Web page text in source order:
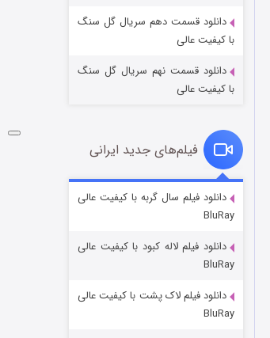
قسمت ۲ (زیرنویس) منتشر شد
شکست استوارت در نجات جهان
قسمت
دانلود قسمت دهم سریال گل سنگ
با کیفیت عالی
دانلود قسمت نهم سریال گل سنگ
با کیفیت عالی
فیلم‌های جدید ایرانی
دانلود فیلم سال گربه با کیفیت عالی
BluRay
دانلود فیلم لاله کبود با کیفیت عالی
BluRay
دانلود فیلم لاک پشت با کیفیت عالی
BluRay